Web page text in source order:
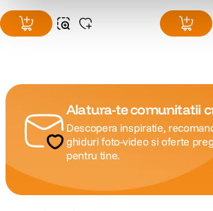
Alatura-te comunitatii
Descopera inspiratie,
ghiduri foto-video si oferte
pentru tine.